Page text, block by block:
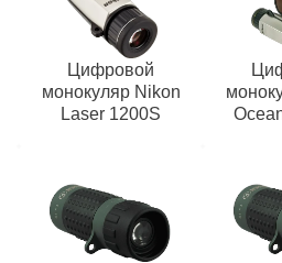
Цифровой
монокуляр Nikon
Laser 1200S